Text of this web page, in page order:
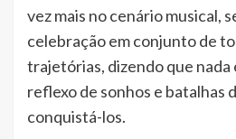
vez mais no cenário musical,
celebração em conjunto de
trajetórias, dizendo que nada
reflexo de sonhos e batalhas
conquistá-los.